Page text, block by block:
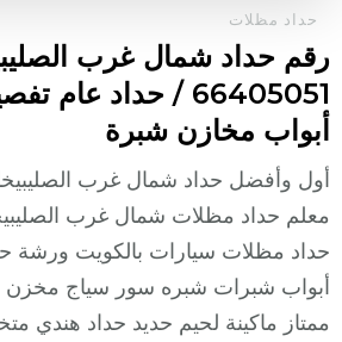
حداد مظلات
رقم حداد شمال غرب
66405051 / حداد
أبواب مخازن شبرة
أول وأفضل حداد شمال غرب
معلم حداد مظلات شمال غرب
حداد مظلات سيارات بالكويت ورشة
أبواب شبرات شبره سور سياج مخزن
ممتاز ماكينة لحيم حديد حداد هندي